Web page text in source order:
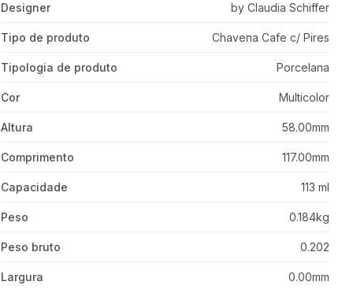
Designer by Claudia Schiffer
Tipo de produto Chavena Cafe c/ Pires
Tipologia de produto Porcelana
Cor Multicolor
Altura 58.00mm
Comprimento 117.00mm
Capacidade 113 ml
Peso 0.184kg
Peso bruto 0.202
Largura 0.00mm